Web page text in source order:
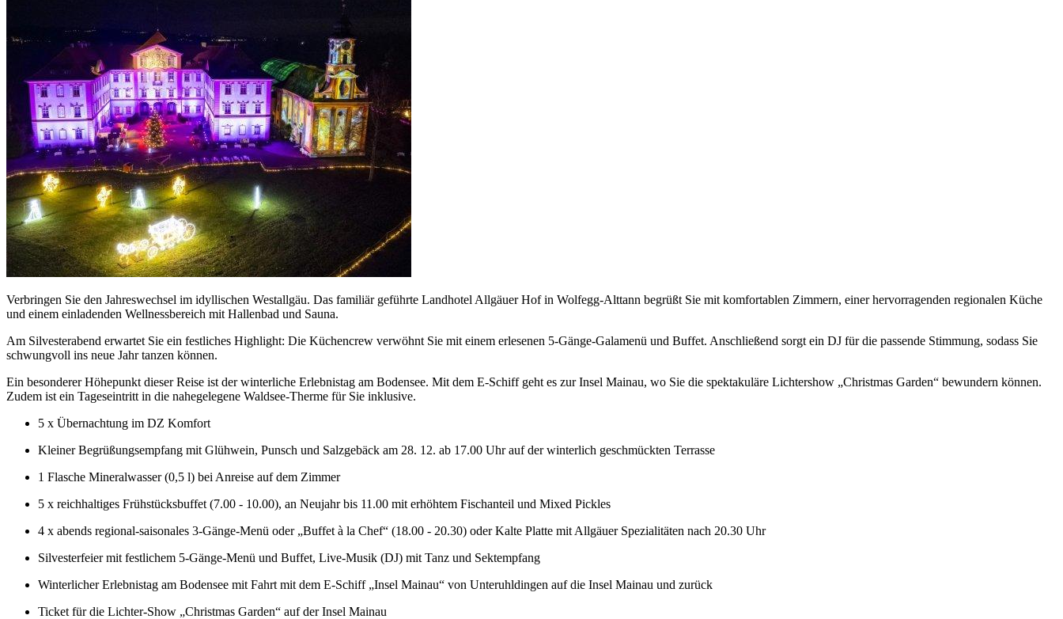
Verbringen Sie den Jahreswechsel im idyllischen Westallgäu. Das familiär geführte Landhotel Allgäuer Hof in Wolfegg-Alttann begrüßt Sie mit komfortablen Zimmern, einer hervorragenden regionalen Küche
und einem einladenden Wellnessbereich mit Hallenbad und Sauna.
Am Silvesterabend erwartet Sie ein festliches Highlight: Die Küchencrew verwöhnt Sie mit einem erlesenen 5-Gänge-Galamenü und Buffet. Anschließend sorgt ein DJ für die passende Stimmung, sodass Sie
schwungvoll ins neue Jahr tanzen können.
Ein besonderer Höhepunkt dieser Reise ist der winterliche Erlebnistag am Bodensee. Mit dem E-Schiff geht es zur Insel Mainau, wo Sie die spektakuläre Lichtershow „Christmas Garden“ bewundern können.
Zudem ist ein Tageseintritt in die nahegelegene Waldsee-Therme für Sie inklusive.
5 x Übernachtung im DZ Komfort
Kleiner Begrüßungsempfang mit Glühwein, Punsch und Salzgebäck am 28. 12. ab 17.00 Uhr auf der winterlich geschmückten Terrasse
1 Flasche Mineralwasser (0,5 l) bei Anreise auf dem Zimmer
5 x reichhaltiges Frühstücksbuffet (7.00 - 10.00), an Neujahr bis 11.00 mit erhöhtem Fischanteil und Mixed Pickles
4 x abends regional-saisonales 3-Gänge-Menü oder „Buffet à la Chef“ (18.00 - 20.30) oder Kalte Platte mit Allgäuer Spezialitäten nach 20.30 Uhr
Silvesterfeier mit festlichem 5-Gänge-Menü und Buffet, Live-Musik (DJ) mit Tanz und Sektempfang
Winterlicher Erlebnistag am Bodensee mit Fahrt mit dem E-Schiff „Insel Mainau“ von Unteruhldingen auf die Insel Mainau und zurück
Ticket für die Lichter-Show „Christmas Garden“ auf der Insel Mainau